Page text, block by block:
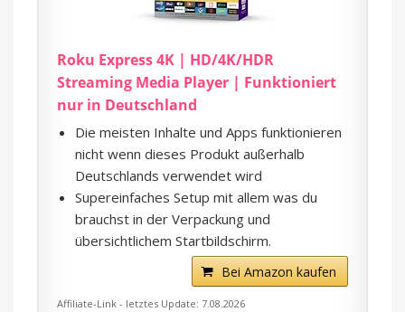
Roku Express 4K | HD/4K/HDR
Streaming Media Player | Funktioniert
nur in Deutschland
Die meisten Inhalte und Apps funktionieren
nicht wenn dieses Produkt außerhalb
Deutschlands verwendet wird
Supereinfaches Setup mit allem was du
brauchst in der Verpackung und
übersichtlichem Startbildschirm.
Bei Amazon kaufen
Affiliate-Link - letztes Update: 7.08.2026